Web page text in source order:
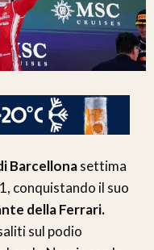
Barcellonasettima
conquistando il suo
della Ferrari.
sul podio